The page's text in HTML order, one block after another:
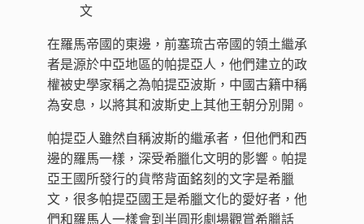
文
在羅馬帝國的東邊，前塞琉古帝國的領土繼承
者是源於中亞地區的帕提亞人，他們建立的政
權被史學家稱之為帕提亞波斯，中國古籍中稱
為安息，以將其和波斯史上其他王朝分別開。
帕提亞人雖然自稱波斯的繼承者，但他們和西
邊的羅馬一樣，深受希臘化文明的影響。帕提
亞王國所發行的貨幣背面銘刻的文字是希臘
文，很多帕提亞國王是希臘文化的愛好者，他
們和羅馬人一樣會到半圓形劇場觀賞希臘話